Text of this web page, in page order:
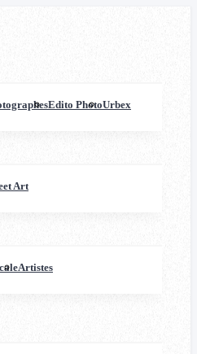
Edito PhotoUrbex
Art
Artistes